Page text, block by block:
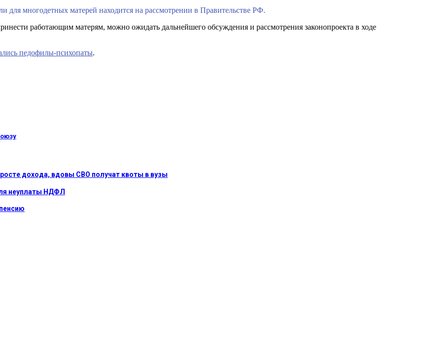
для многодетных матерей находится на рассмотрении в Правительстве РФ.
работающим матерям, можно ожидать дальнейшего обсуждения и рассмотрения законопроекта в ходе
педофилы-психопаты.
дохода, вдовы СВО получат квоты в вузы
неуплаты НДФЛ